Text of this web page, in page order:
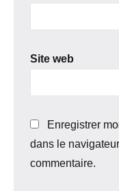
Site web
Enregistrer
dans le
commentaire.